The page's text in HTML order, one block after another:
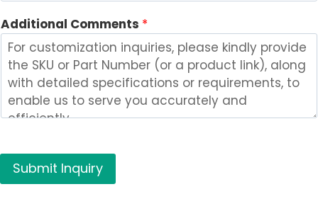
i
a
*
Additional Comments *
Submit Inquiry